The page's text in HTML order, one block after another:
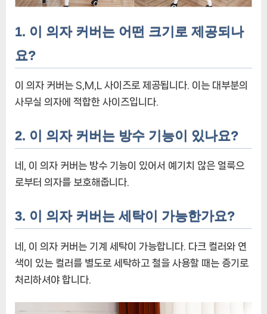
1. 이 의자 커버는 어떤 크기로 제공되나
요?
이 의자 커버는 S,M,L 사이즈로 제공됩니다. 이는 대부분의
사무실 의자에 적합한 사이즈입니다.
2. 이 의자 커버는 방수 기능이 있나요?
네, 이 의자 커버는 방수 기능이 있어서 예기치 않은 얼룩으
로부터 의자를 보호해줍니다.
3. 이 의자 커버는 세탁이 가능한가요?
네, 이 의자 커버는 기계 세탁이 가능합니다. 다크 컬러와 연
색이 있는 컬러를 별도로 세탁하고 철을 사용할 때는 증기로
처리하셔야 합니다.